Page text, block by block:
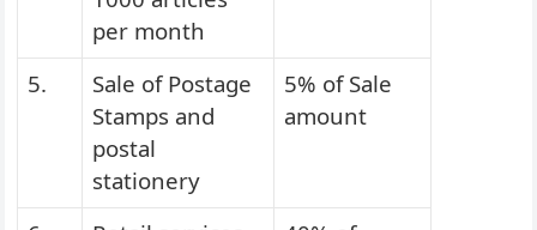
per month
5.
Sale of Postage
Stamps and
postal
stationery
5% of Sale
amount